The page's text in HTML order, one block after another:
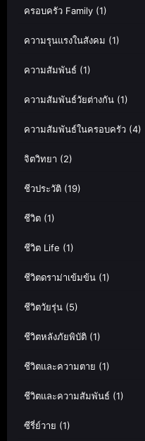
ครอบครัว Family (1)
ความรุนแรงในสังคม (1)
ความสัมพันธ์ (1)
ความสัมพันธ์วัยต่างกัน (1)
ความสัมพันธ์ในครอบครัว (4)
จิตวิทยา (2)
ชีวประวัติ (19)
ชีวิต (1)
ชีวิต Life (1)
ชีวิตดราม่าเข้มข้น (1)
ชีวิตวัยรุ่น (5)
ชีวิตหลังภัยพิบัติ (1)
ชีวิตและความตาย (1)
ชีวิตและความสัมพันธ์ (1)
ซีรี่ย์วาย (1)